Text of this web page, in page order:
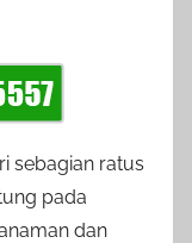
sebagian ratus
pada
dan